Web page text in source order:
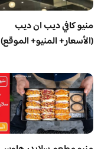
منيو كافي ديب ان ديب
(الأسعار+ المنيو+ الموقع)